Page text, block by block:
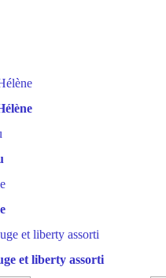
et liberty assorti